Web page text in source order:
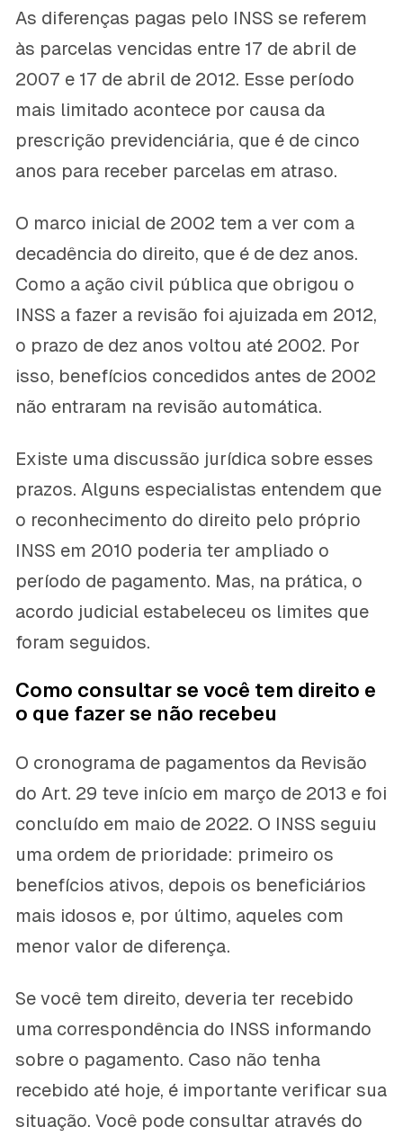
As diferenças pagas pelo INSS se referem
às parcelas vencidas entre 17 de abril de
2007 e 17 de abril de 2012. Esse período
mais limitado acontece por causa da
prescrição previdenciária, que é de cinco
anos para receber parcelas em atraso.
O marco inicial de 2002 tem a ver com a
decadência do direito, que é de dez anos.
Como a ação civil pública que obrigou o
INSS a fazer a revisão foi ajuizada em 2012,
o prazo de dez anos voltou até 2002. Por
isso, benefícios concedidos antes de 2002
não entraram na revisão automática.
Existe uma discussão jurídica sobre esses
prazos. Alguns especialistas entendem que
o reconhecimento do direito pelo próprio
INSS em 2010 poderia ter ampliado o
período de pagamento. Mas, na prática, o
acordo judicial estabeleceu os limites que
foram seguidos.
Como consultar se você tem direito e
o que fazer se não recebeu
O cronograma de pagamentos da Revisão
do Art. 29 teve início em março de 2013 e foi
concluído em maio de 2022. O INSS seguiu
uma ordem de prioridade: primeiro os
benefícios ativos, depois os beneficiários
mais idosos e, por último, aqueles com
menor valor de diferença.
Se você tem direito, deveria ter recebido
uma correspondência do INSS informando
sobre o pagamento. Caso não tenha
recebido até hoje, é importante verificar sua
situação. Você pode consultar através do